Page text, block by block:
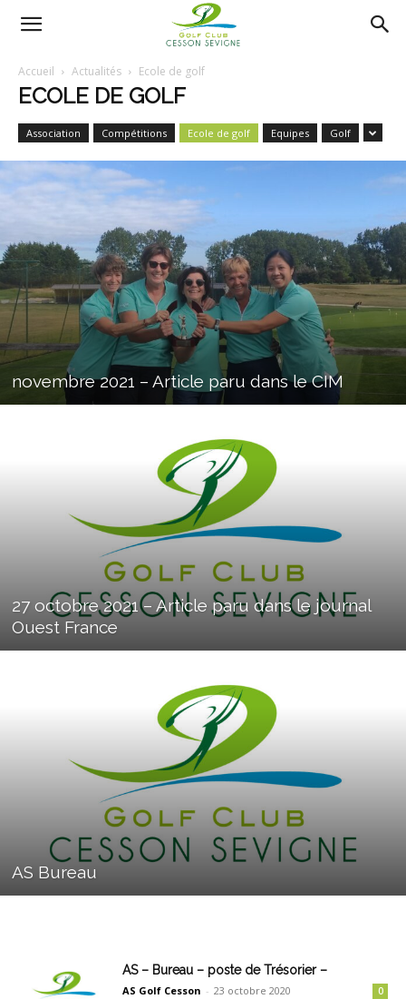
Golf
Cesson
Sevigné
Accueil Actualités Ecole de golf
ECOLE DE GOLF
Association Compétitions Ecole de golf Equipes Golf
novembre 2021 – Article paru dans le CIM
27 octobre 2021 – Article paru dans le journal
Ouest France
AS Bureau
AS – Bureau – poste de Trésorier –
AS Golf Cesson - 23 octobre 2020 0